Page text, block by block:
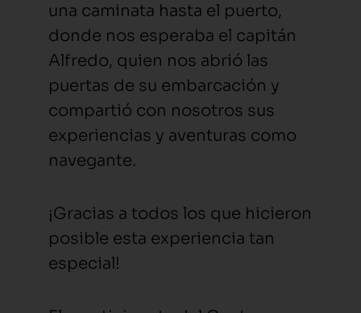
una caminata hasta el puerto,
donde nos esperaba el capitán
Alfredo, quien nos abrió las
puertas de su embarcación y
compartió con nosotros sus
experiencias y aventuras como
navegante.
¡Gracias a todos los que hicieron
posible esta experiencia tan
especial!